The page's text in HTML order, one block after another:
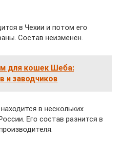
в Чехии и потом его
Состав неизменен.
для кошек Шеба:
и заводчиков
в нескольких
Его состав разнится в